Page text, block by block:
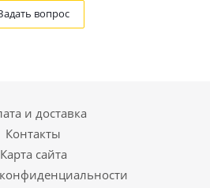
вопрос
и доставка
Контакты
Карта сайта